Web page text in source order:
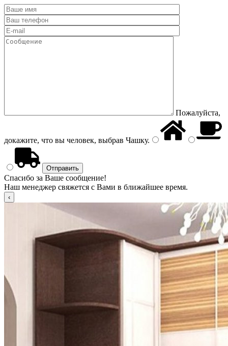
Пожалуйста,
докажите, что вы человек, выбрав Чашку.
Спасибо за Ваше сообщение!
Наш менеджер свяжется с Вами в ближайшее время.